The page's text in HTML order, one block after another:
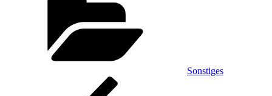
Sonstiges
Beitragsnavigation